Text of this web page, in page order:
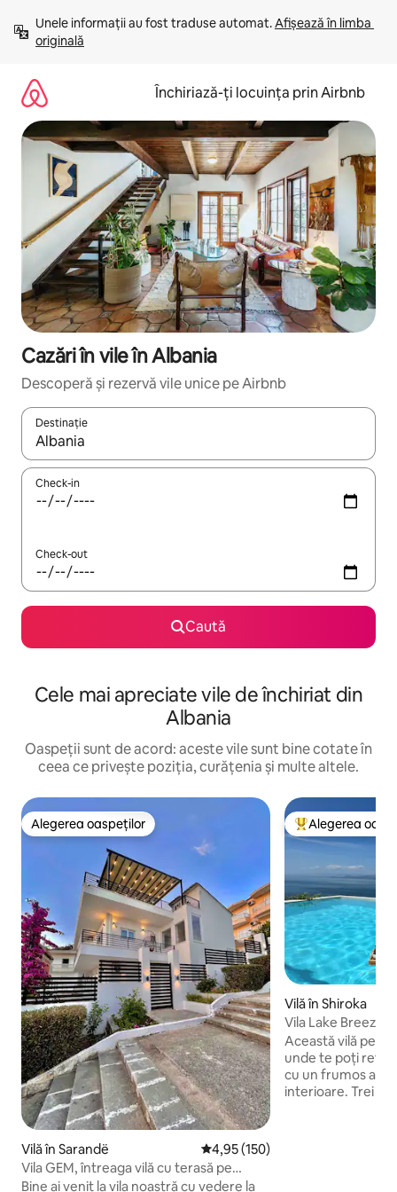
mergi
conținut
Unele informații au fost traduse automat. Afișează în limba
originală
Închiriază-ți locuința prin Airbnb
Cazări în vile în Albania
Descoperă și rezervă vile unice pe Airbnb
Destinație
Când se încarcă rezultatele, navighează folosind tastele
Check-in
Check-out
Caută
Cele mai apreciate vile de închiriat din
Albania
Oaspeții sunt de acord: aceste vile sunt bine cotate în
ceea ce privește poziția, curățenia și multe altele.
Alegerea oaspeților
Alegerea oaspeților
Vilă în Sarandë Scor mediu de 4,95 din 5, 150
4,95 (150)
Vila GEM, întreaga vilă cu terasă pe
acoperiș cu vedere la mare și grătar
Bine ai venit la vila noastră cu vedere la
Locuință din
Alegerea
Vilă în Shiroka
Vila Lake Breeze
magnifice
Această vilă pe
unde te poți
cu un frumos
interioare. Trei